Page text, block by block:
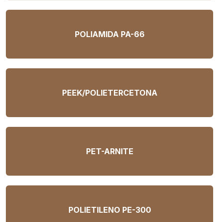
POLIAMIDA PA-66
PEEK/POLIETERCETONA
PET-ARNITE
POLIETILENO PE-300